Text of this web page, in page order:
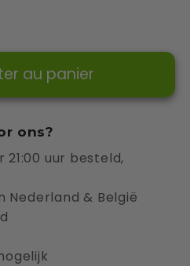
au panier
ons?
uur besteld,
Nederland & België